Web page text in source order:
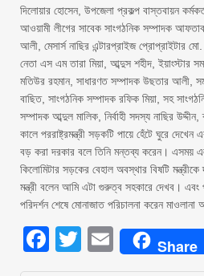
দিলোয়ার হোসেন, উপজেলা প্রকল্প বাস্তবায়ন
আওয়ামী লীগের সাবেক সাংগঠনিক সম্পাদক
আলী, মেসার্স নাছির এন্টারপ্রাইজ প্রোপ্রাইটার
নেতা এস এম তারা মিয়া, আব্দুস শহীদ, ইয়াংস্টার
মতিউর রহমান, সাধারণত সম্পাদক উছতার আলী,
বাছিত, সাংগঠনিক সম্পাদক রফিক মিয়া, সহ
সম্পাদক আব্দুল মালিক, নির্বাহী সদস্য নাছির
কালে পররাষ্ট্রমন্ত্রী সড়কটি পায়ে হেঁটে ঘুরে
বড় করা দরকার বলে তিনি মন্তব্য করেন। এসময়
কিলোমিটার সড়কের বেহাল অবস্থার বিষটি
মন্ত্রী বলেন আমি এটা গুরুত্ব সহকারে দেখব।
পরিদর্শন শেষে মোনাজাত পরিচালনা করেন মাওলানা
Facebook
Twitter
EmailShare